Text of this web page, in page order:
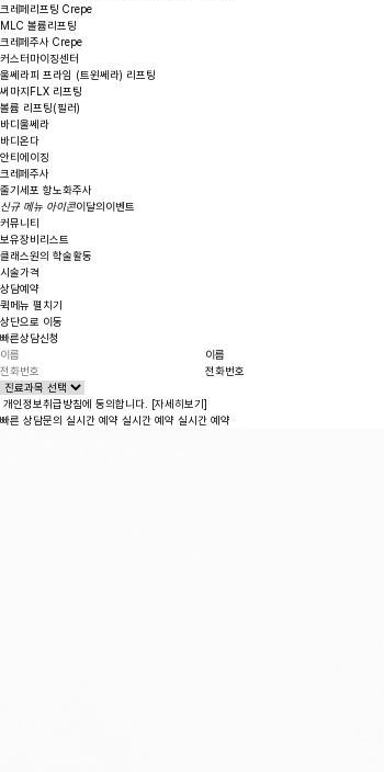
크레페리프팅 Crepe
MLC 볼륨리프팅
크레페주사 Crepe
커스터마이징센터
울쎄라피 프라임 (트윈쎄라) 리프팅
써마지FLX 리프팅
볼륨 리프팅(필러)
바디울쎄라
바디온다
안티에이징
크레페주사
줄기세포 항노화주사
신규 메뉴 아이콘이달의이벤트
커뮤니티
보유장비리스트
클래스원의 학술활동
시술가격
상담예약
퀵메뉴 펼치기
상단으로 이동
빠른상담신청
이름
전화번호
개인정보취급방침에 동의합니다.
[자세히보기]
빠른 상담문의 실시간 예약 실시간 예약 실시간 예약